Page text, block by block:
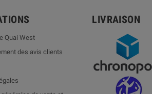
Quai West
des avis clients
LIVRAISON